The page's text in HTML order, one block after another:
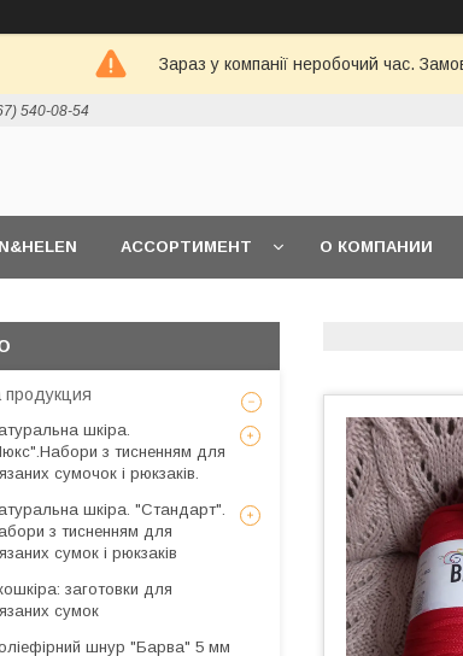
Зараз у компанії неробочий час.
540-08-54
АССОРТИМЕНТ О КОМПАНИИ
шкіра.
з тисненням для
сумочок і рюкзаків.
шкіра. "Стандарт".
з тисненням для
сумок і рюкзаків
заготовки для
сумок
шнур "Барва" 5 мм